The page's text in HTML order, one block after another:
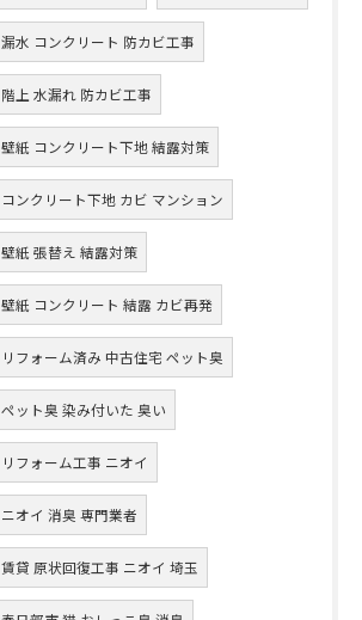
漏水 コンクリート 防カビ工事
階上 水漏れ 防カビ工事
壁紙 コンクリート下地 結露対策
コンクリート下地 カビ マンション
壁紙 張替え 結露対策
壁紙 コンクリート 結露 カビ再発
リフォーム済み 中古住宅 ペット臭
ペット臭 染み付いた 臭い
リフォーム工事 ニオイ
ニオイ 消臭 専門業者
賃貸 原状回復工事 ニオイ 埼玉